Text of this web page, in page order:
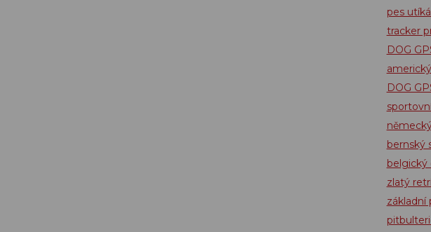
pes
tracker
DOG
DOG
bernský
belgický
zlatý
základní